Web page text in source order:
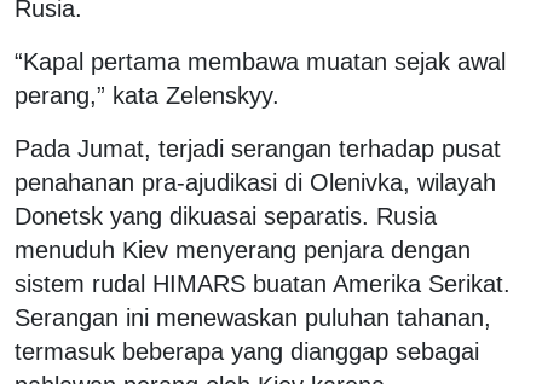
Rusia.
“Kapal pertama membawa muatan sejak awal
perang,” kata Zelenskyy.
Pada Jumat, terjadi serangan terhadap pusat
penahanan pra-ajudikasi di Olenivka, wilayah
Donetsk yang dikuasai separatis. Rusia
menuduh Kiev menyerang penjara dengan
sistem rudal HIMARS buatan Amerika Serikat.
Serangan ini menewaskan puluhan tahanan,
termasuk beberapa yang dianggap sebagai